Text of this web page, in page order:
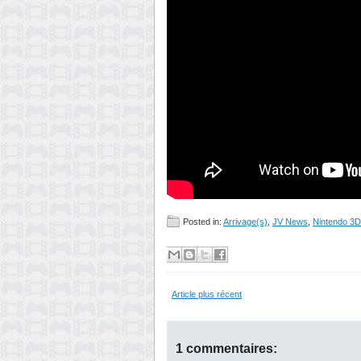
Posted in: Arrivage(s) JV News Nintendo
Article plus récent
1 commentaires: